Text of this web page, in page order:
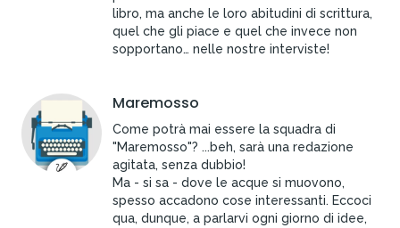
libro, ma anche le loro abitudini di scrittura,
quel che gli piace e quel che invece non
sopportano… nelle nostre interviste!
Maremosso
Come potrà mai essere la squadra di
"Maremosso"? ...beh, sarà una redazione
agitata, senza dubbio!
Ma - si sa - dove le acque si muovono,
spesso accadono cose interessanti. Eccoci
qua, dunque, a parlarvi ogni giorno di idee,